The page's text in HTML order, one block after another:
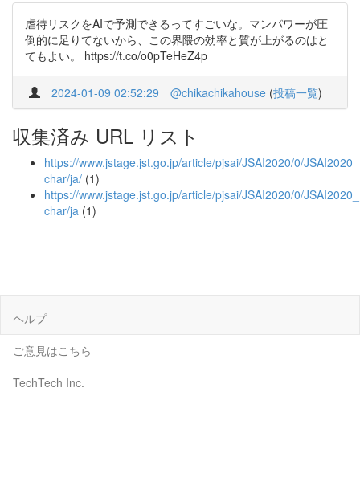
虐待リスクをAIで予測できるってすごいな。マンパワーが圧
倒的に足りてないから、この界隈の効率と質が上がるのはと
てもよい。 https://t.co/o0pTeHeZ4p
2024-01-09 02:52:29 @chikachikahouse (投稿一覧)
収集済み URL リスト
https://www.jstage.jst.go.jp/article/pjsai/JSAI2020/0/
char/ja/ (1)
https://www.jstage.jst.go.jp/article/pjsai/JSAI2020/0/
char/ja (1)
ヘルプ
ご意見はこちら
TechTech Inc.